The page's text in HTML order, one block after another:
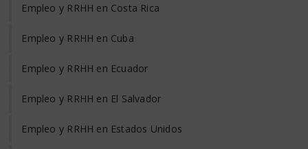
Empleo y RRHH en Costa Rica
Empleo y RRHH en Cuba
Empleo y RRHH en Ecuador
Empleo y RRHH en El Salvador
Empleo y RRHH en Estados Unidos